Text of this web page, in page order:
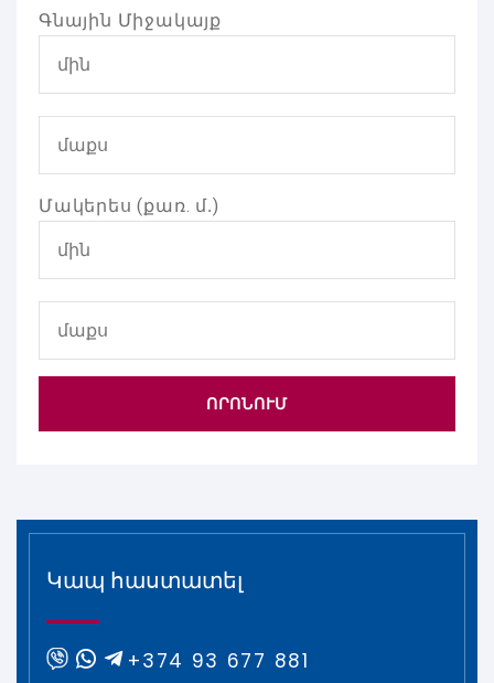
Գնային Միջակայք
Մակերես (քառ. մ․)
ՈՐՈՆՈՒՄ
Կապ հաստատել
+374 93 677 881